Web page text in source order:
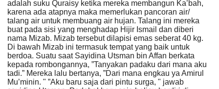
adalah suku Quraisy ketika mereka membangun Ka’bah,
karena ada atapnya maka memerlukan pancoran air/
talang air untuk membuang air hujan. Talang ini mereka
buat pada sisi yang menghadap Hijir Ismail dan diberi
nama Mizab. Mizab tersebut dilapisi emas seberat 40 kg.
Di bawah Mizab ini termasuk tempat yang baik untuk
berdoa. Suatu saat Sayidina Utsman bin Affan berkata
kepada rombongannya, ”Tanyakan padaku dari mana aku
tadi.” Mereka lalu bertanya, ”Dari mana engkau ya Amirul
Mu’minin. " ”Aku baru saja dari pintu surga, " jawab